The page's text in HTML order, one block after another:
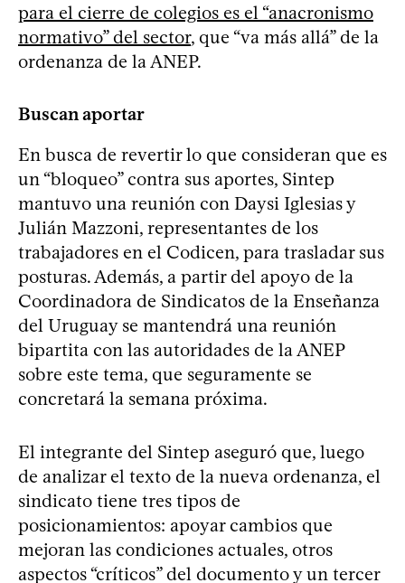
para el cierre de colegios es el “anacronismo
normativo” del sector, que “va más allá” de la
ordenanza de la ANEP.
Buscan aportar
En busca de revertir lo que consideran que es
un “bloqueo” contra sus aportes, Sintep
mantuvo una reunión con Daysi Iglesias y
Julián Mazzoni, representantes de los
trabajadores en el Codicen, para trasladar sus
posturas. Además, a partir del apoyo de la
Coordinadora de Sindicatos de la Enseñanza
del Uruguay se mantendrá una reunión
bipartita con las autoridades de la ANEP
sobre este tema, que seguramente se
concretará la semana próxima.
El integrante del Sintep aseguró que, luego
de analizar el texto de la nueva ordenanza, el
sindicato tiene tres tipos de
posicionamientos: apoyar cambios que
mejoran las condiciones actuales, otros
aspectos “críticos” del documento y un tercer